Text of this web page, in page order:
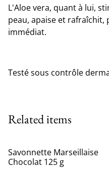
L'Aloe vera, quant à lui,
peau, apaise et
immédiat.
Testé sous contrôle
Related items
Savonnette Marseillaise
Chocolat 125 g